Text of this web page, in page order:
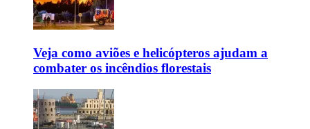
Veja como aviões e helicópteros ajudam a
combater os incêndios florestais